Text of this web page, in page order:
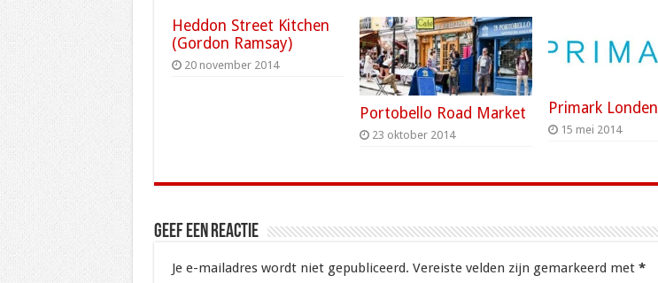
Heddon Street Kitchen
(Gordon Ramsay)
20 november 2014
Portobello Road Market
23 oktober 2014
Primark Londen
15 mei 2014
Geef een reactie
Je e-mailadres wordt niet gepubliceerd. Vereiste velden zijn gemarkeerd met *